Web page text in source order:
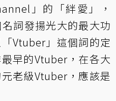
」的「絆愛」，
詞發揚光大的最大功
Vtuber」這個詞的定
早的Vtuber，在各大
老級Vtuber，應該是